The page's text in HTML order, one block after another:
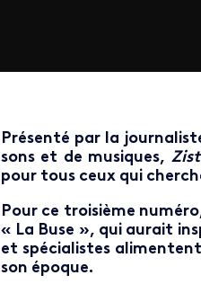
Présenté par la
sons et de musiques,
pour tous ceux qui
Pour ce troisième
« La Buse », qui aurait
et spécialistes
son époque.